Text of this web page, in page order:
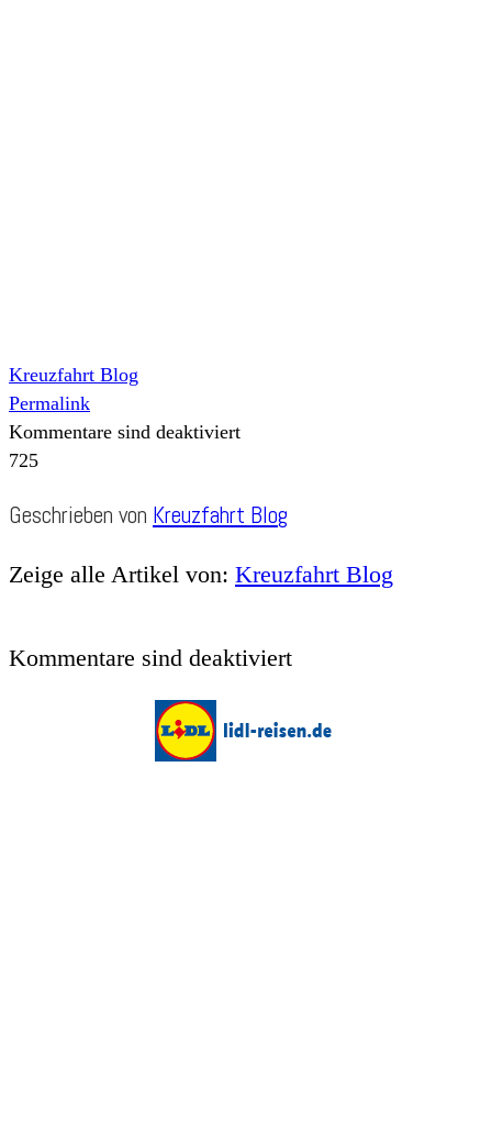
Kreuzfahrt Blog
Permalink
Kommentare sind deaktiviert
725
Geschrieben von Kreuzfahrt Blog
Zeige alle Artikel von: Kreuzfahrt Blog
Kommentare sind deaktiviert